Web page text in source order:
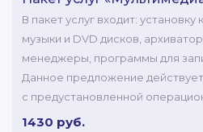
В пакет услуг входит:
музыки и DVD дисков,
менеджеры, программы для
Данное предложение
с предустановленной
1430 руб.